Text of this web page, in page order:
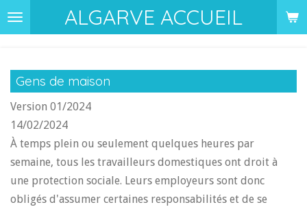
Passer
au
principal
ALGARVE ACCUEIL
Gens de maison
Version 01/2024
14/02/2024
À temps plein ou seulement quelques heures par
semaine, tous les travailleurs domestiques ont droit à
une protection sociale. Leurs employeurs sont donc
obligés d'assumer certaines responsabilités et de se